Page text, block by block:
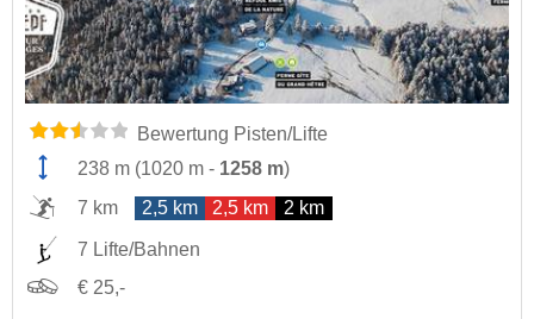
Bewertung Pisten/Lifte
238 m (1020 m - 1258 m)
7 km
2,5 km 2,5 km 2 km
7 Lifte/Bahnen
€ 25,-